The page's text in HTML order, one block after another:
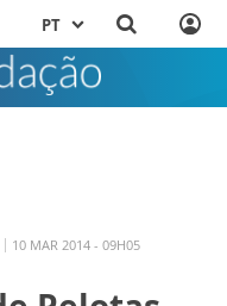
PT
10 MAR 2014 - 09H05